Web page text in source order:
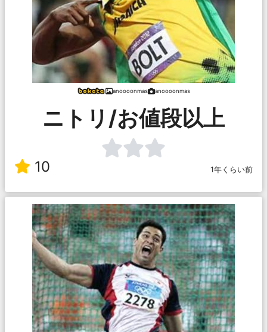
anoooonmas anoooonmas
ニトリ/お値段以上
10 1年くらい前